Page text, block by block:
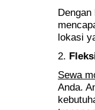
lokasi
2.
Sewa
Anda.